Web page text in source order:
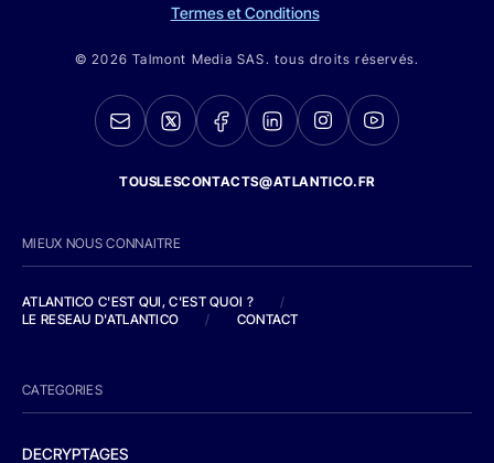
Termes et Conditions
© 2026 Talmont Media SAS. tous droits réservés.
TOUSLESCONTACTS@ATLANTICO.FR
MIEUX NOUS CONNAITRE
ATLANTICO C'EST QUI, C'EST QUOI ?
/
LE RESEAU D'ATLANTICO
/ CONTACT
CATEGORIES
DECRYPTAGES